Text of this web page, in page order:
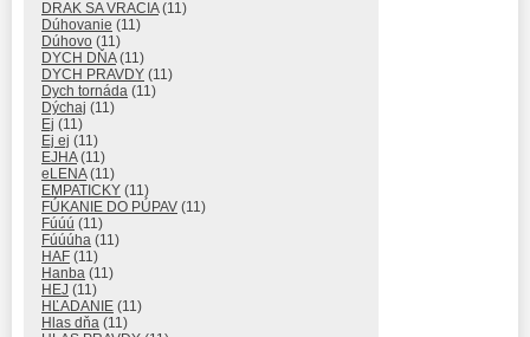
DRAK SA VRACIA(11)
Dúhovanie (11)
Dúhovo (11)
DYCH DŇA(11)
DYCH PRAVDY (11)
Dych tornáda (11)
Dýchaj (11)
Ej (11)
Ej ej (11)
EJHA(11)
eLENA(11)
EMPATICKY (11)
FÚKANIE DO PÚPAV (11)
Fúúú (11)
Fúúúha (11)
HAF (11)
Hanba (11)
HEJ (11)
HĽADANIE (11)
Hlas dňa (11)